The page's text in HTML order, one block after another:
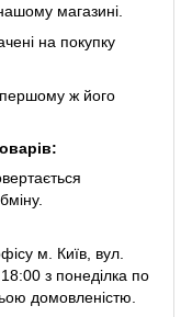
магазині.
на покупку
ж його
м. Київ, вул.
з понеділка по
домовленістю.